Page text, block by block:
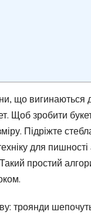
що вигинаються
Щоб зробити
Підріжте
для
простий
троянди